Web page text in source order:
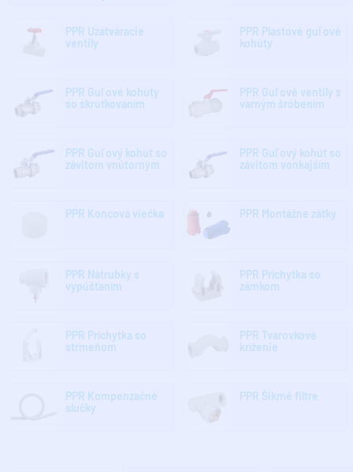
PPR Uzatváracie
ventily
PPR Plastové guľové
kohúty
PPR Guľové kohúty
so skrutkovaním
PPR Guľové ventily s
varným šróbením
PPR Guľový kohút so
závitom vnútorným
PPR Guľový kohút so
závitom vonkajším
PPR Koncová viečka PPR Montážne zátky
PPR Nátrubky s
vypúšťaním
PPR Príchytka so
zámkom
PPR Príchytka so
strmeňom
PPR Tvarovkové
kríženie
PPR Kompenzačné
slučky
PPR Šikmé filtre